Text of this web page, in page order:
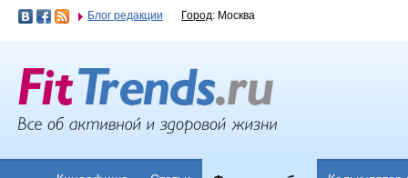
Блог редакции Город: Москва